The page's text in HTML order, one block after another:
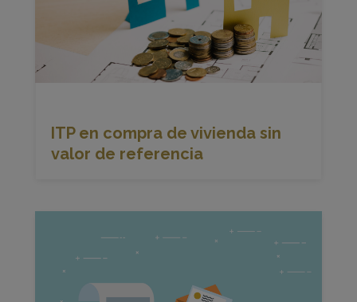
ITP en compra de vivienda sin
valor de referencia